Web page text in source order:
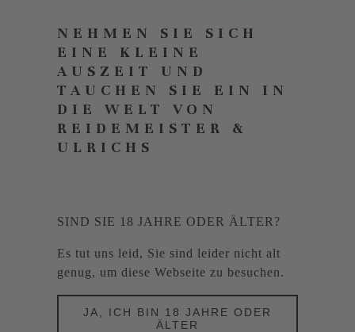
NEHMEN SIE SICH
EINE KLEINE
AUSZEIT UND
TAUCHEN SIE EIN IN
DIE WELT VON
REIDEMEISTER &
ULRICHS
SIND SIE 18 JAHRE ODER ÄLTER?
Es tut uns leid, Sie sind leider nicht alt
genug, um diese Webseite zu besuchen.
JA, ICH BIN 18 JAHRE ODER
ÄLTER